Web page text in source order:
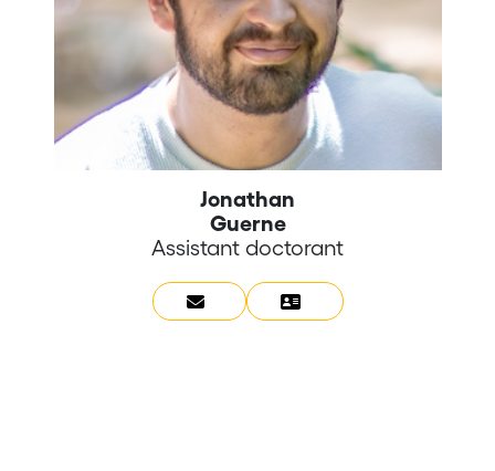
Jonathan
Guerne
Assistant doctorant